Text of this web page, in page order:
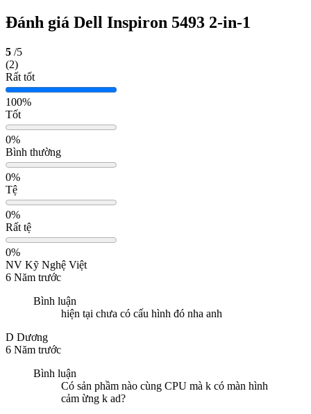
Đánh giá Dell Inspiron 5493 2-in-1
5 /5
(2)
Rất tốt
100%
Tốt
0%
Bình thường
0%
Tệ
0%
Rất tệ
0%
NV Kỹ Nghệ Việt
6 Năm trước
Bình luận
hiện tại chưa có cấu hình đó nha anh
D Dương
6 Năm trước
Bình luận
Có sản phầm nào cùng CPU mà k có màn hình
cảm ừng k ad?